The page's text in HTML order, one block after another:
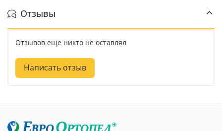
Отзывы
Отзывов еще никто не оставлял
Написать отзыв